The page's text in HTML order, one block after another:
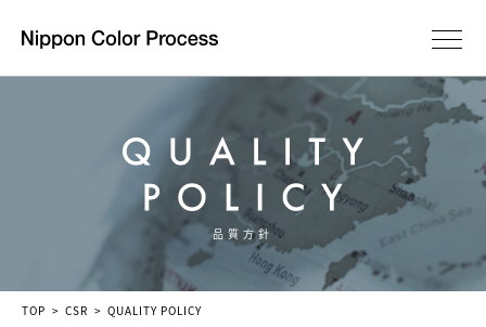
品質方針
TOP CSR QUALITY POLICY